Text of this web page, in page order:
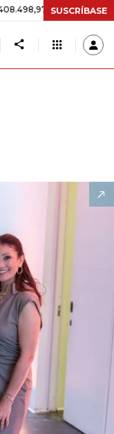
+$ 8.753,81 +2,19%
SUSCRÍBASE